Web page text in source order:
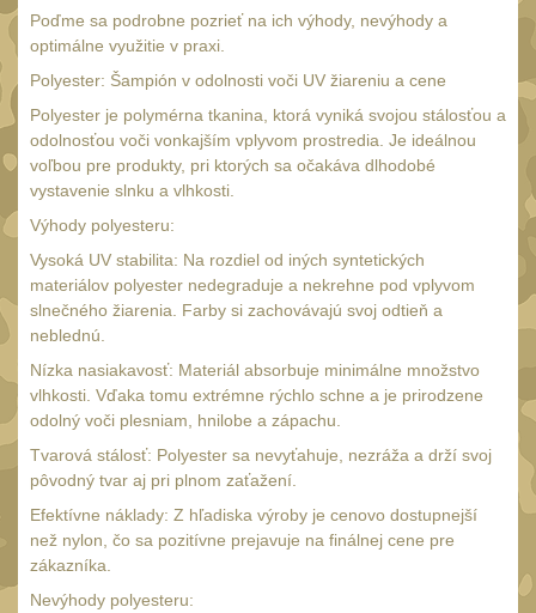
UTG
Accushot
Accushot Tactical9
Accushot Precision
Hunter 6
BugBuster
Kolimátory
Schmidt&Bender 3
Delta Optical 2
Sightmark
Vector Optics
ČIŠTĚNÍ A ÚDRŽBA
Čištění 39
Poďme sa podrobne pozrieť na ich výhody, nevýhody a
optimálne využitie v praxi.
Polyester: Šampión v odolnosti voči UV žiareniu a cene
Polyester je polymérna tkanina, ktorá vyniká svojou stálosťou a
odolnosťou voči vonkajším vplyvom prostredia. Je ideálnou
voľbou pre produkty, pri ktorých sa očakáva dlhodobé
vystavenie slnku a vlhkosti.
Výhody polyesteru:
Vysoká UV stabilita: Na rozdiel od iných syntetických
materiálov polyester nedegraduje a nekrehne pod vplyvom
slnečného žiarenia. Farby si zachovávajú svoj odtieň a
neblednú.
Nízka nasiakavosť: Materiál absorbuje minimálne množstvo
vlhkosti. Vďaka tomu extrémne rýchlo schne a je prirodzene
odolný voči plesniam, hnilobe a zápachu.
Tvarová stálosť: Polyester sa nevyťahuje, nezráža a drží svoj
pôvodný tvar aj pri plnom zaťažení.
Efektívne náklady: Z hľadiska výroby je cenovo dostupnejší
než nylon, čo sa pozitívne prejavuje na finálnej cene pre
zákazníka.
Nevýhody polyesteru: